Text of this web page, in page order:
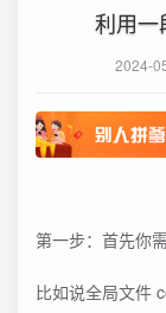
利用一
2024-
第一步：首先你
比如说全局文件